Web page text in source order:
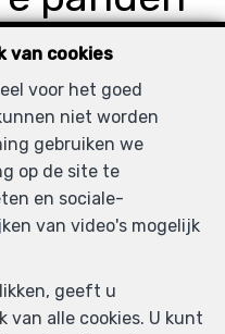
van cookies
voor het goed
niet worden
gebruiken we
op de site te
en sociale-
van video's mogelijk
geeft u
van alle cookies. U kunt